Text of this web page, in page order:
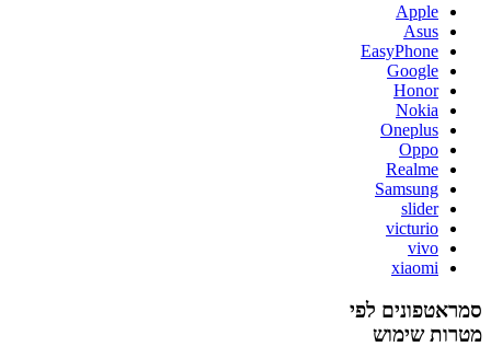
Apple
Asus
EasyPhone
Google
Honor
Nokia
Oneplus
Oppo
Realme
Samsung
slider
victurio
vivo
xiaomi
סמראטפונים לפי
מטרות שימוש